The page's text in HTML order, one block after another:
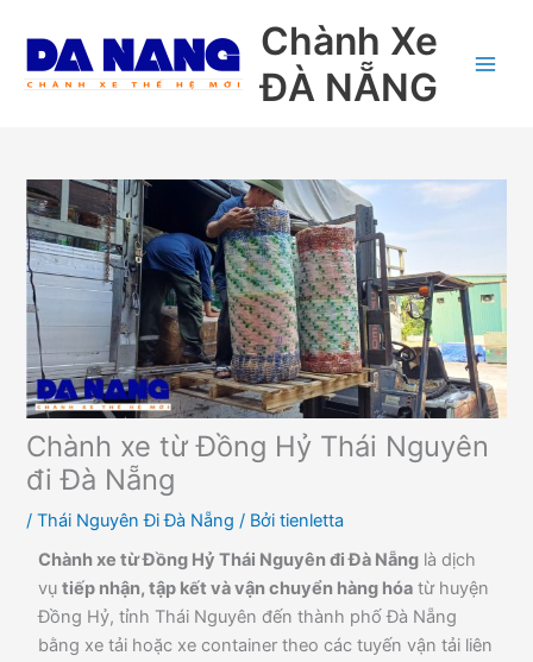
Chành Xe
ĐÀ NẴNG
Chành xe từ Đồng Hỷ Thái Nguyên
đi Đà Nẵng
/Thái Nguyên Đi Đà Nẵng / Bởitienletta
Chành xe từ Đồng Hỷ Thái Nguyên đi Đà Nẵng là dịch
vụtiếp nhận, tập kết và vận chuyển hàng hóa từ huyện
Đồng Hỷ, tỉnh Thái Nguyên đến thành phố Đà Nẵng
bằng xe tải hoặc xe container theo các tuyến vận tải liên